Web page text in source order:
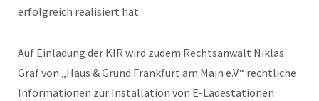
erfolgreich realisiert hat.
Auf Einladung der KIR wird zudem Rechtsanwalt Niklas
Graf von „Haus & Grund Frankfurt am Main e.V.“ rechtliche
Informationen zur Installation von E-Ladestationen